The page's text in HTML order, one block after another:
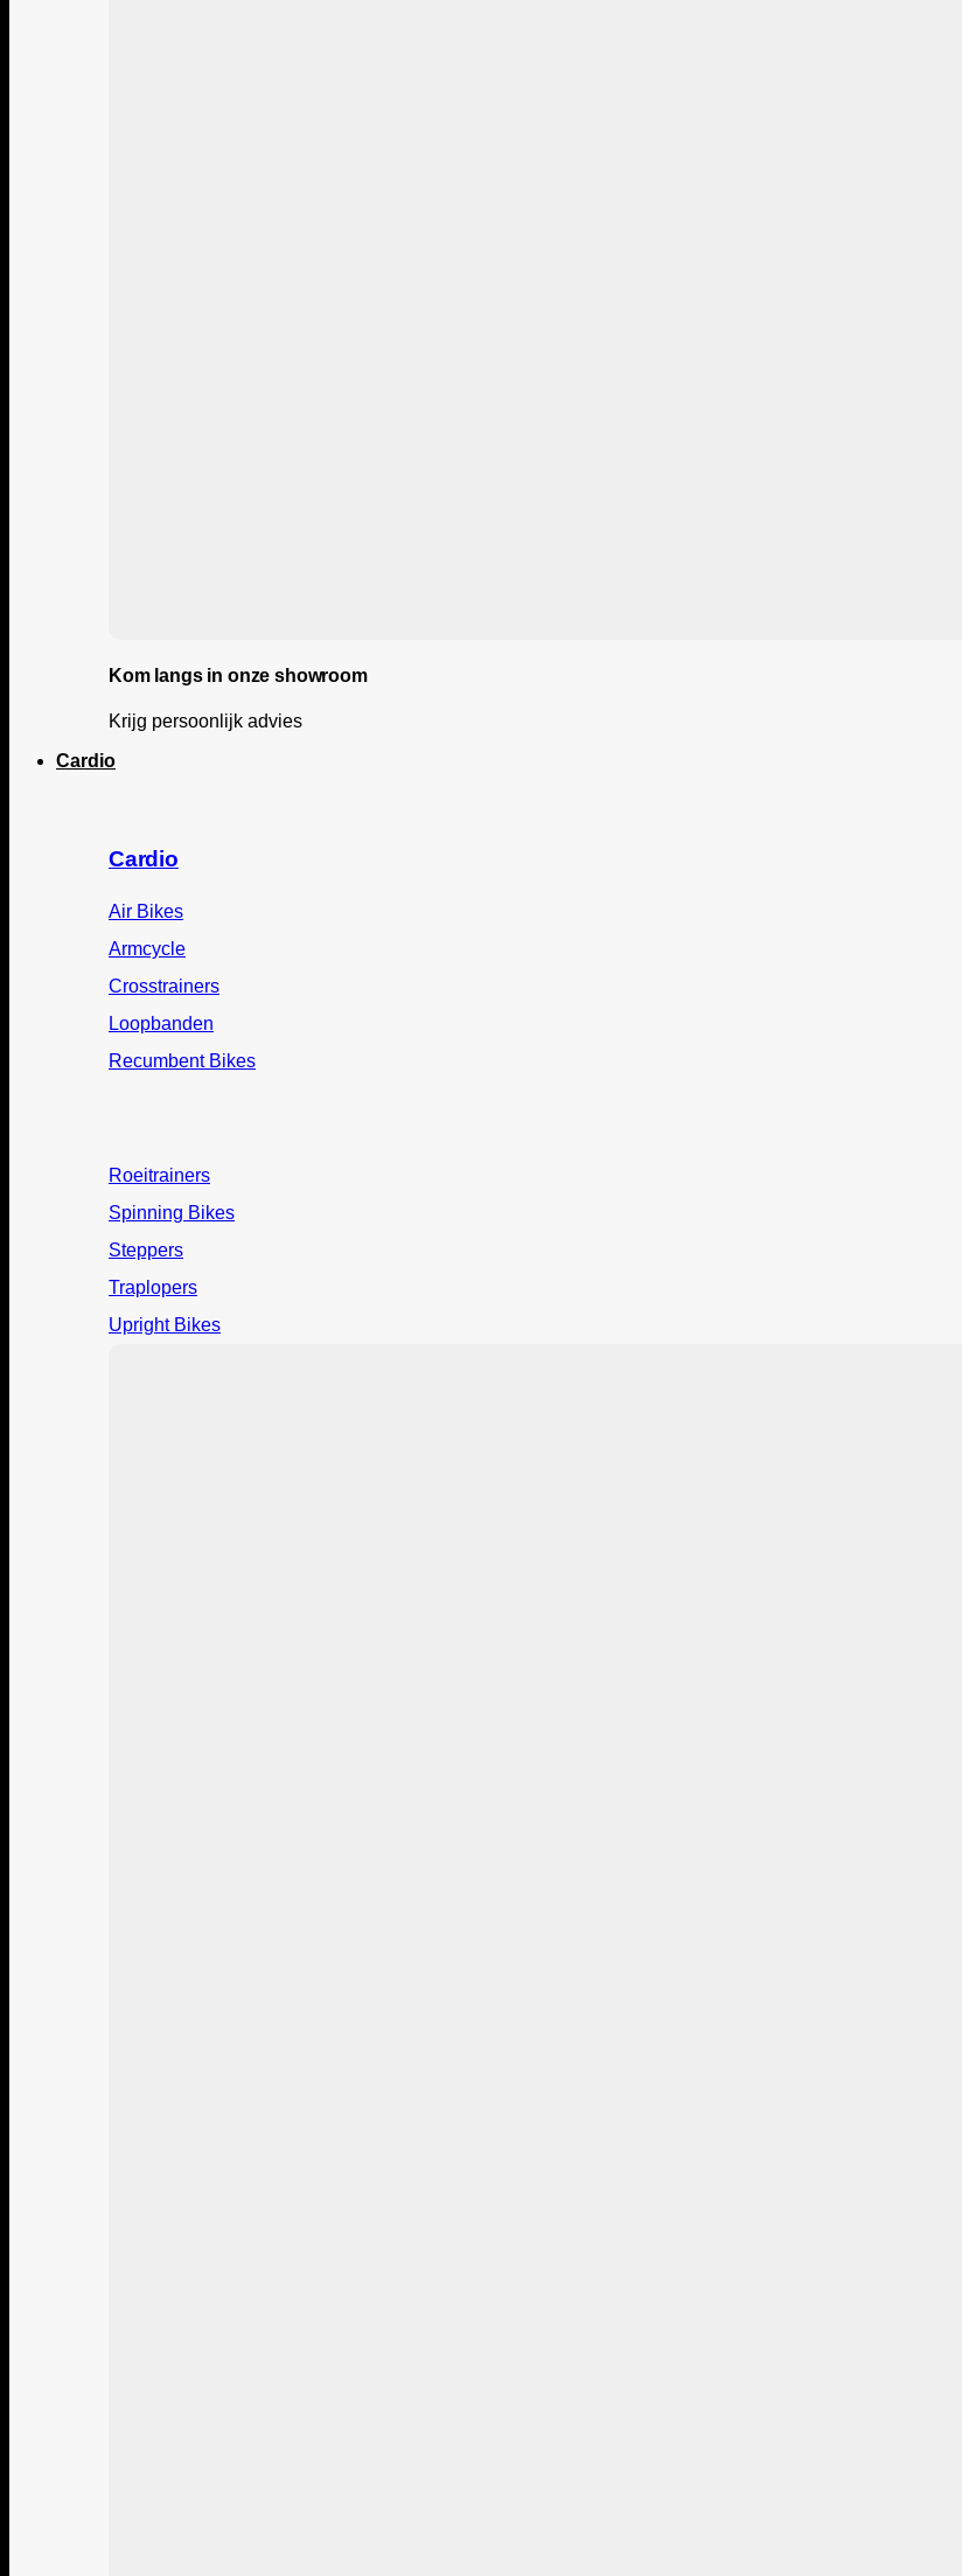
Kom langs in onze showroom
Krijg persoonlijk advies
Cardio
Cardio
Air Bikes
Armcycle
Crosstrainers
Loopbanden
Recumbent Bikes
Roeitrainers
Spinning Bikes
Steppers
Traplopers
Upright Bikes